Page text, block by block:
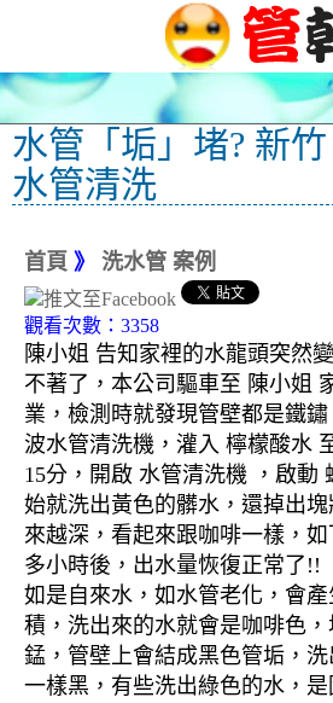
水管「垢」堵? 新
水管清洗
首頁 》 洗水管 案例
觀看次數：3358
陳小姐 告知家裡的水龍頭突然
不著了，本公司驅車至 陳小姐
業，檢測時就發現管壁都是鐵
波水管清洗機，灌入 檸檬酸水
15分，開啟 水管清洗機 ，啟動
始就洗出黃色的髒水，還掉出
來越深，看起來跟咖啡一樣，
多小時後，出水量恢復正常了!!
如是自來水，如水管老化，會
積，洗出來的水就會是咖啡色
錳，管壁上會結成黑色管垢，
一樣黑，有些洗出綠色的水，